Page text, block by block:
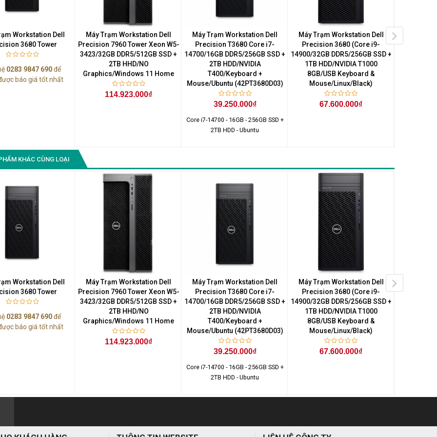
Workstation Dell
3680 Tower
0283 9847 690để
báo giá tốt nhất
Máy Trạm Workstation Dell
Precision 7960 Tower Xeon W5-
3423/32GB DDR5/512GB SSD +
2TB HHD/NO
Graphics/Windows 11 Home
114.923.000₫
Máy Trạm Workstation Dell
Precision T3680 Core i7-
14700/16GB DDR5/256GB SSD +
2TB HDD/NVIDIA
T400/Keyboard +
Mouse/Ubuntu (42PT3680D03)
39.250.000₫
Core i7-14700 - 16GB - 256GB SSD +
2TB HDD - Ubuntu
Máy Trạm Workstation Dell
Precision 3680 (Core i9-
14900/32GB DDR5/256GB SSD +
1TB HDD/NVIDIA T1000
8GB/USB Keyboard &
Mouse/Linux/Black)
67.600.000₫
Precision
KHÁC CÙNG LOẠI
Workstation Dell
3680 Tower
0283 9847 690để
báo giá tốt nhất
Máy Trạm Workstation Dell
Precision 7960 Tower Xeon W5-
3423/32GB DDR5/512GB SSD +
2TB HHD/NO
Graphics/Windows 11 Home
114.923.000₫
Máy Trạm Workstation Dell
Precision T3680 Core i7-
14700/16GB DDR5/256GB SSD +
2TB HDD/NVIDIA
T400/Keyboard +
Mouse/Ubuntu (42PT3680D03)
39.250.000₫
Core i7-14700 - 16GB - 256GB SSD +
2TB HDD - Ubuntu
Máy Trạm Workstation Dell
Precision 3680 (Core i9-
14900/32GB DDR5/256GB SSD +
1TB HDD/NVIDIA T1000
8GB/USB Keyboard &
Mouse/Linux/Black)
67.600.000₫
Precision